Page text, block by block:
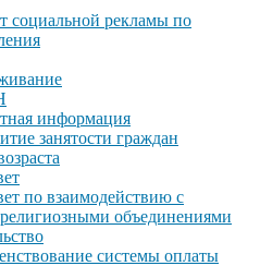
социальной рекламы по
информация
занятости граждан
по взаимодействию с
объединениями
системы оплаты